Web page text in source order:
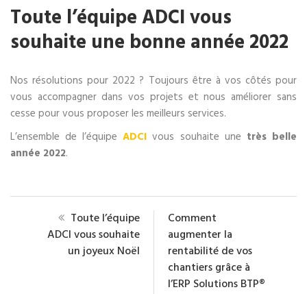
Toute l’équipe ADCI vous
souhaite une bonne année 2022
Nos résolutions pour 2022 ? Toujours être à vos côtés pour
vous accompagner dans vos projets et nous améliorer sans
cesse pour vous proposer les meilleurs services.
L’ensemble de l’équipeADCI vous souhaite une très belle
année 2022.
Toute l’équipe
ADCI vous souhaite
un joyeux Noël
Comment
augmenter la
rentabilité de vos
chantiers grâce à
l’ERP Solutions BTP®